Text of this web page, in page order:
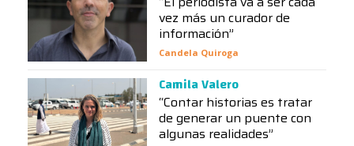
vez más un curador de
información”
Candela Quiroga
Camila Valero
“Contar historias es tratar
de generar un puente con
algunas realidades”